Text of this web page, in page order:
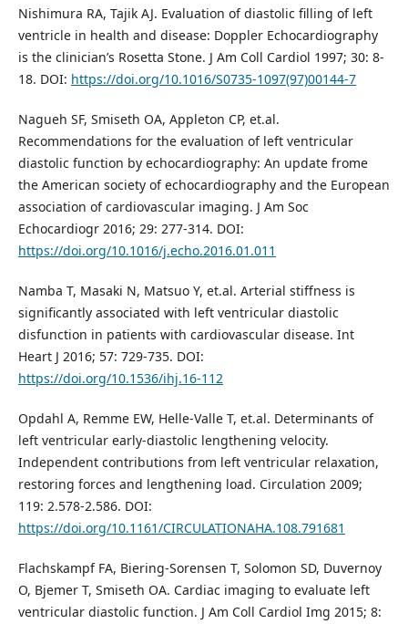
Nishimura RA, Tajik AJ. Evaluation of diastolic filling of left
ventricle in health and disease: Doppler Echocardiography
is the clinician’s Rosetta Stone. J Am Coll Cardiol 1997; 30: 8-
18. DOI: https://doi.org/10.1016/S0735-1097(97)00144-7
Nagueh SF, Smiseth OA, Appleton CP, et.al.
Recommendations for the evaluation of left ventricular
diastolic function by echocardiography: An update frome
the American society of echocardiography and the European
association of cardiovascular imaging. J Am Soc
Echocardiogr 2016; 29: 277-314. DOI:
https://doi.org/10.1016/j.echo.2016.01.011
Namba T, Masaki N, Matsuo Y, et.al. Arterial stiffness is
significantly associated with left ventricular diastolic
disfunction in patients with cardiovascular disease. Int
Heart J 2016; 57: 729-735. DOI:
https://doi.org/10.1536/ihj.16-112
Opdahl A, Remme EW, Helle-Valle T, et.al. Determinants of
left ventricular early-diastolic lengthening velocity.
Independent contributions from left ventricular relaxation,
restoring forces and lengthening load. Circulation 2009;
119: 2.578-2.586. DOI:
https://doi.org/10.1161/CIRCULATIONAHA.108.791681
Flachskampf FA, Biering-Sorensen T, Solomon SD, Duvernoy
O, Bjemer T, Smiseth OA. Cardiac imaging to evaluate left
ventricular diastolic function. J Am Coll Cardiol Img 2015; 8: